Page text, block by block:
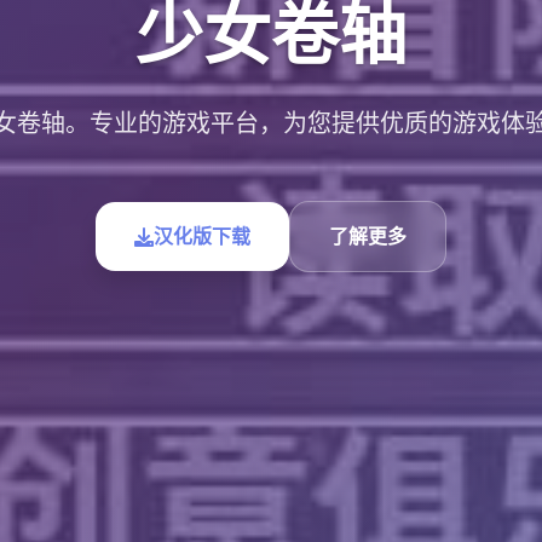
少女卷轴
卷轴。专业的游戏平台，为您提供优质的游戏体
汉化版下载 了解更多